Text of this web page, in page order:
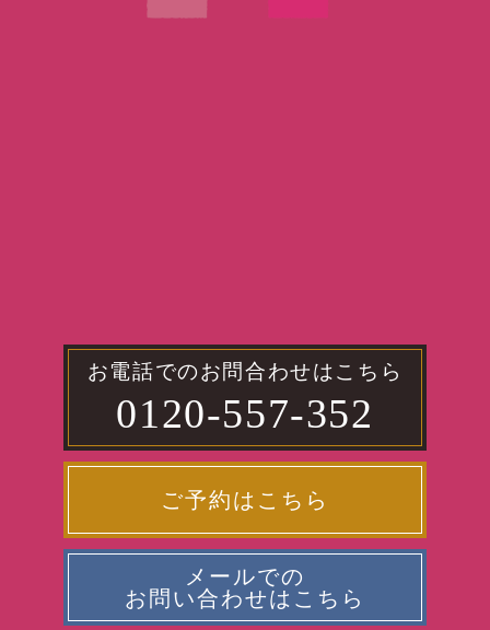
お電話でのお問合わせはこちら
0120-557-352
ご予約はこちら
メールでの
お問い合わせはこちら